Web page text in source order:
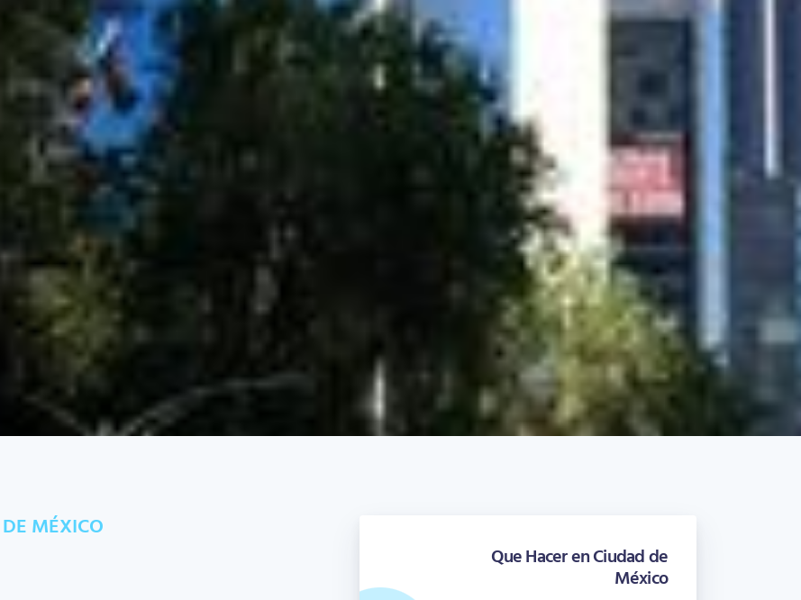
MÉXICO
Que Hacer en Ciudad de
México